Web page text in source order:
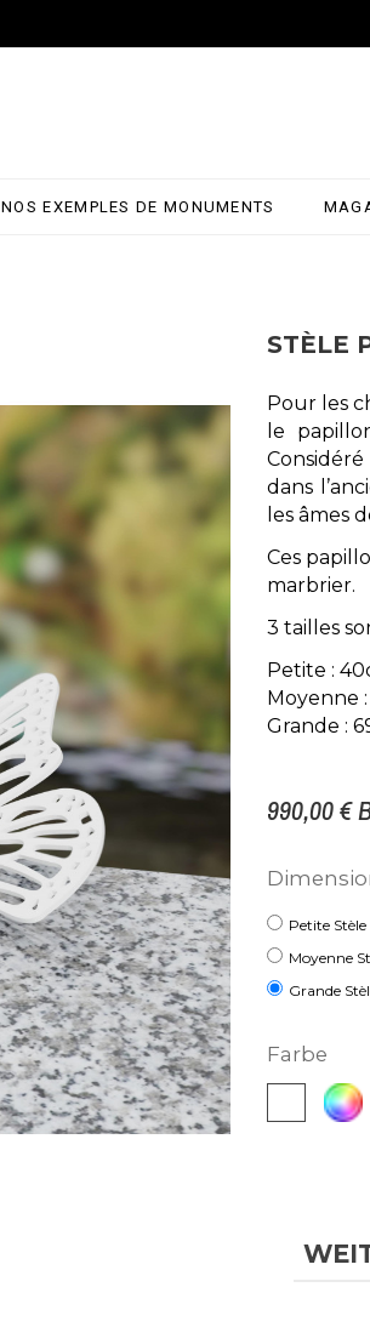
NOS EXEMPLES DE MONUMENTS
STÈLE
Pour les
le
dans
les âmes
Ces
marbrier.
3 tailles
Petite :
Moyenne
Grande :
990,00 €
Petite Stèle
Moyenne
Grande
Farbe
Autre
RAL